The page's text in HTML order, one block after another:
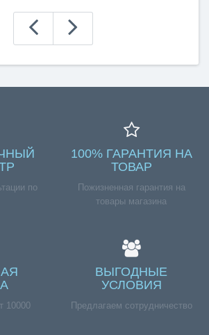
по
100% ГАРАНТИЯ НА
ТОВАР
Пожизненная гарантия на
товары магазина
10000
ВЫГОДНЫЕ
УСЛОВИЯ
Предлагаем сотрудничество